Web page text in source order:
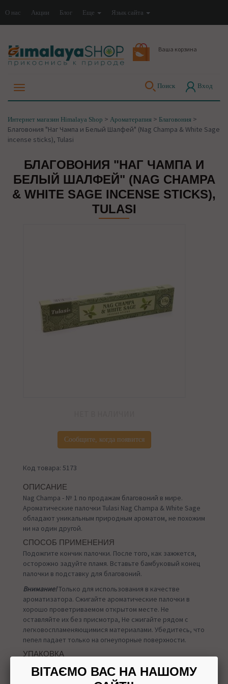
О нас Акции Блог Еще Язык сайта
Ваша корзина
Поиск Вход
Интернет магазин Himalaya Shop > Ароматерапия > Благовония >
Благовония "Наг Чампа и Белый Шалфей" (Nag Champa & White Sage
incense sticks), Tulasi
БЛАГОВОНИЯ "НАГ ЧАМПА И
БЕЛЫЙ ШАЛФЕЙ" (NAG CHAMPA
& WHITE SAGE INCENSE STICKS),
TULASI
Сообщите, когда появится
Код товара: 5173
ОПИСАНИЕ
Nag Champa - № 1 по продажам благовоний в мире.
Ароматические палочки Tulasi Nag Champa & White Sage
обладают уникальным природным ароматом, не похожим
ни на один другой.
СПОСОБ ПРИМЕНЕНИЯ
Подожгите кончик палочки. После того, как зажжется,
осторожно задуйте пламя. Вставьте бамбуковый конец
палочки в подставку для благовоний.
Внимание!Только для использования в качестве
ароматизатора. Сжигайте ароматические палочки в
хорошо проветриваемом открытом месте. Не
оставляйте их без присмотра, Не сжигайте рядом с
легковоспламеняющимися материалами. Убедитесь, что
пепел падает только на огнеупорные поверхности.
УПАКОВКА
ВІТАЄМО ВАС НА НАШОМУ